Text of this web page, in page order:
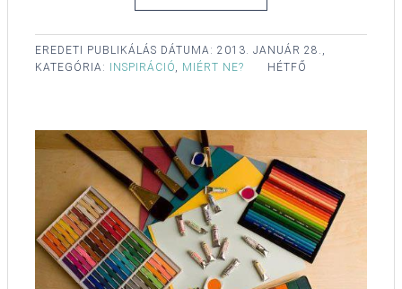
EREDETI PUBLIKÁLÁS DÁTUMA: 2013. JANUÁR 28.,
HÉTFŐ
KATEGÓRIA: INSPIRÁCIÓ MIÉRT NE?